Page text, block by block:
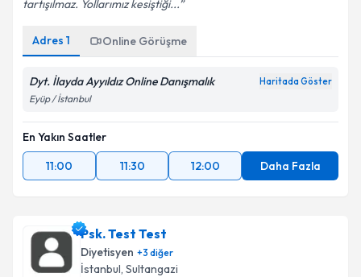
tartışılmaz. Yollarımız kesiştiği...
Adres 1 Online Görüşme
Dyt. İlayda Ayyıldız Online Danışmalık Haritada Göster
Eyüp / İstanbul
En Yakın Saatler
11:00
11:30 12:00 Daha Fazla
Psk. Test Test
Diyetisyen +3 diğer
İstanbul, Sultangazi